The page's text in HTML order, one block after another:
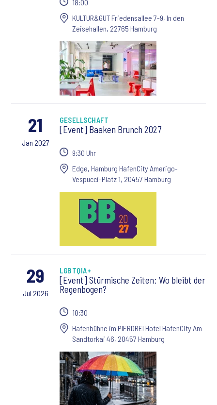
18:00
KULTUR&GUT Friedensallee 7-9, In den
Zeisehallen, 22765 Hamburg
21
Jan 2027
GESELLSCHAFT
[Event] Baaken Brunch 2027
9:30 Uhr
Edge, Hamburg HafenCity Amerigo-
Vespucci-Platz 1, 20457 Hamburg
29
Jul 2026
LGBTQIA+
[Event] Stürmische Zeiten: Wo bleibt der
Regenbogen?
18:30
Hafenbühne im PIERDREI Hotel HafenCity Am
Sandtorkai 46, 20457 Hamburg